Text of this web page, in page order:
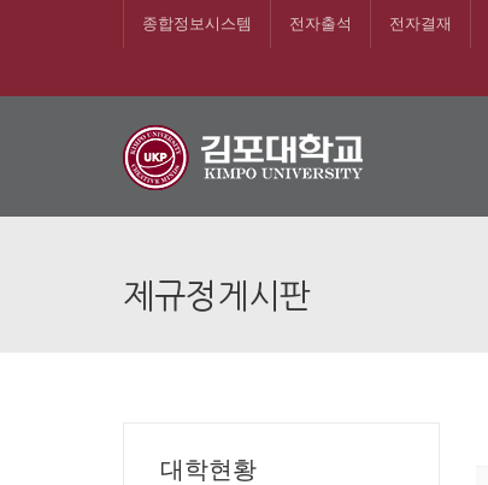
종합정보시스템 전자출석 전자결재
제규정게시판
대학현황